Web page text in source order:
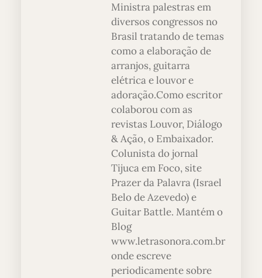
Ministra palestras em
diversos congressos no
Brasil tratando de temas
como a elaboração de
arranjos, guitarra
elétrica e louvor e
adoração.Como escritor
colaborou com as
revistas Louvor, Diálogo
& Ação, o Embaixador.
Colunista do jornal
Tijuca em Foco, site
Prazer da Palavra (Israel
Belo de Azevedo) e
Guitar Battle. Mantém o
Blog
www.letrasonora.com.br
onde escreve
periodicamente sobre